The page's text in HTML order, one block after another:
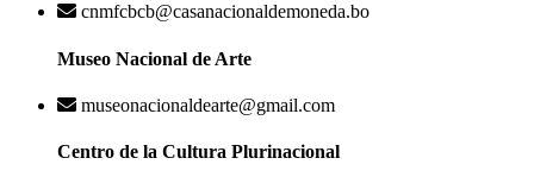
cnmfcbcb@casanacionaldemoneda.bo
Museo Nacional de Arte
museonacionaldearte@gmail.com
Centro de la Cultura Plurinacional